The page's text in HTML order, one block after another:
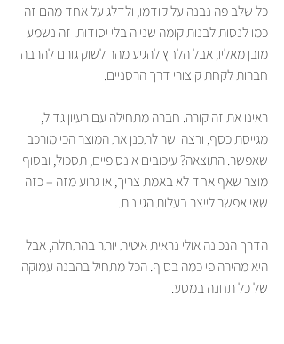
כל שלב פה נבנה על קודמו, ולדלג על אחד מהם זה
כמו לנסות לבנות קומה שנייה בלי יסודות. זה נשמע
מובן מאליו, אבל הלחץ להגיע מהר לשוק גורם להרבה
חברות לקחת קיצורי דרך הרסניים.
ראינו את זה קורה. חברה מתחילה עם רעיון גדול,
מגייסת כסף, ורצה ישר לתכנן את המוצר הכי מורכב
שאפשר. התוצאה? עיכובים אינסופיים, תסכול, ובסוף
מוצר שאף אחד לא באמת צריך, או גרוע מזה – כזה
שאי אפשר לייצר בעלות הגיונית.
הדרך הנכונה אולי נראית איטית יותר בהתחלה, אבל
היא מהירה פי כמה בסוף. הכל מתחיל בהבנה עמוקה
של כל תחנה במסע.